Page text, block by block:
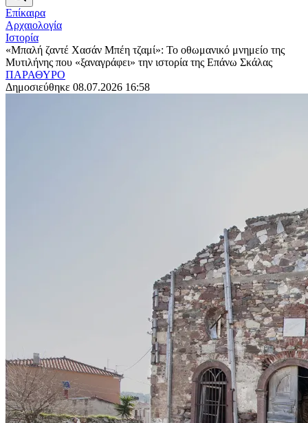
Επίκαιρα
Αρχαιολογία
Ιστορία
«Μπαλή ζαντέ Χασάν Μπέη τζαμί»: Το οθωμανικό μνημείο της
Μυτιλήνης που «ξαναγράφει» την ιστορία της Επάνω Σκάλας
ΠΑΡΑΘΥΡΟ
Δημοσιεύθηκε 08.07.2026 16:58